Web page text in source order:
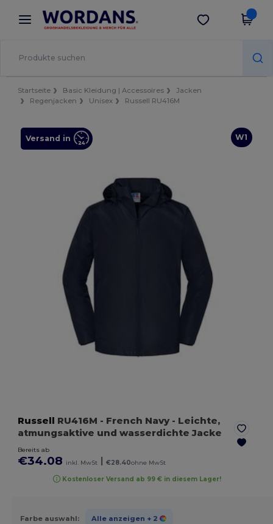
× Wordans App
Bessere Preise in der App!
App holen
Startseite Basic Kleidung | Accessoires
Jacken
Regenjacken
Unisex Russell RU416M
W1
Versand in
Russell RU416M - French Navy- Leichte,
atmungsaktive und wasserdichte Jacke
Bereits ab
€34.08 inkl. MwSt | €28.40ohne MwSt
Kostenloser Versand ab 99 € in diesem Lager!
Farbe auswahl: Alle anzeigen + 2